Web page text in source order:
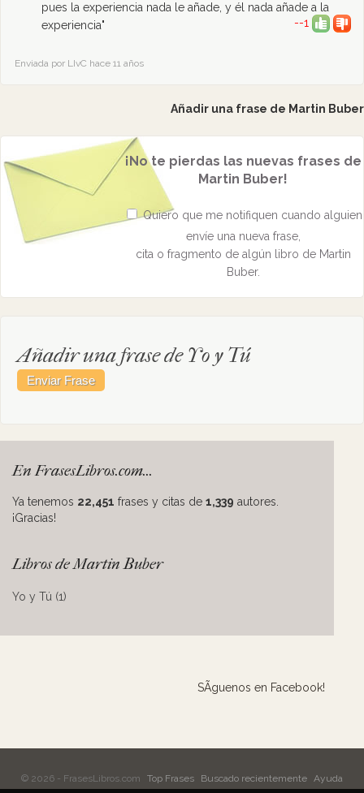
pues la experiencia nada le añade, y él nada añade a la
experiencia"
--1
Enviada por LIvC hace 11 años
Añadir una frase de Martin Buber
¡No te pierdas las nuevas frases de
Martin Buber!
Quiero que me notifiquen cuando alguien
envíe una nueva frase,
cita o fragmento de algún libro de Martin
Buber.
Añadir una frase de Yo y Tú
En FrasesLibros.com...
Ya tenemos 22,451 frases y citas de 1,339 autores.
¡Gracias!
Libros de Martin Buber
Yo y Tú (1)
SÃ­guenos en Facebook!
© 2026 - FrasesLibros.com Top Frases Buscado recientemente Ayuda